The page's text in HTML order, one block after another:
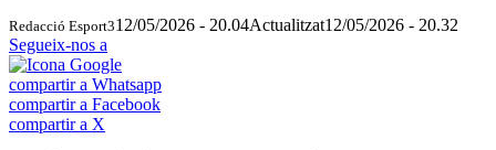
Redacció Esport312/05/2026 - 20.04Actualitzat12/05/2026 - 20.32
Segueix-nos a
compartir a Whatsapp
compartir a Facebook
compartir a X